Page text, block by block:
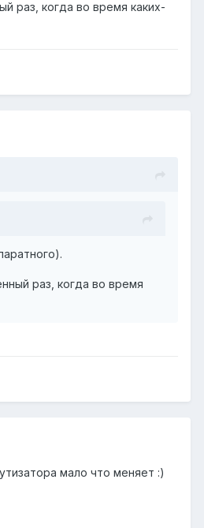
раз, когда во время каких-
раз, когда во время
мало что меняет :)